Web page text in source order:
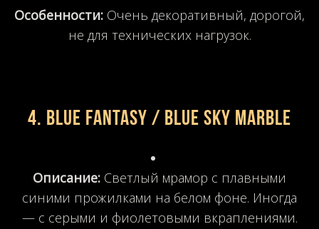
Особенности: Очень декоративный, дорогой,
не для технических нагрузок.
4. Blue Fantasy / Blue Sky Marble
Описание: Светлый мрамор с плавными
синими прожилками на белом фоне. Иногда
— с серыми и фиолетовыми вкраплениями.